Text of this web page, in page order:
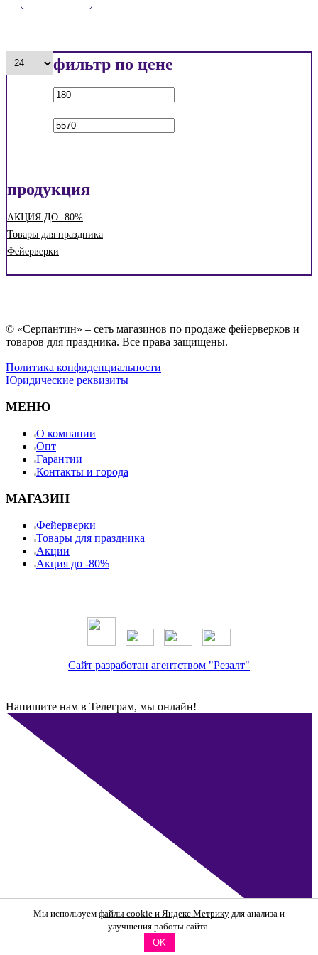
фильтр по цене
Min
Max
продукция
АКЦИЯ ДО -80%
Товары для праздника
Фейерверки
© «Серпантин» – сеть магазинов по продаже фейерверков и
товаров для праздника. Все права защищены.
Политика конфиденциальности
Юридические реквизиты
МЕНЮ
О компании
Опт
Гарантии
Контакты и города
МАГАЗИН
Фейерверки
Товары для праздника
Акции
Акция до -80%
Сайт разработан агентством "Резалт"
Напишите нам в Телеграм, мы онлайн!
Мы используем файлы cookie и Яндекс.Метрику для анализа и
улучшения работы сайта.
OK